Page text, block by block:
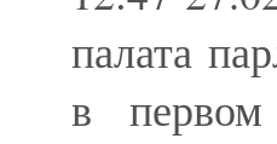
палата
в